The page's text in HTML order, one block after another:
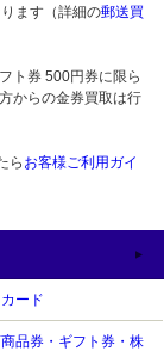
ます（詳細の郵送買
ト券 500円券に限ら
からの金券買取は行
ら お客様ご利用ガイ
ード
品券・ギフト券・株